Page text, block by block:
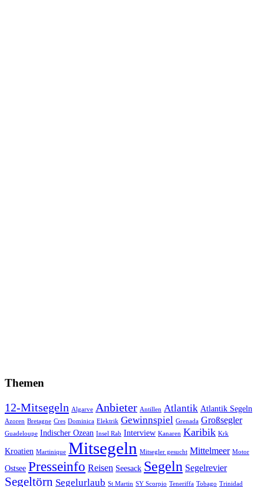
Themen
12-Mitsegeln Algarve Anbieter Antillen Atlantik Atlantik Segeln
Azoren Bretagne Cres Dominica Elektrik Gewinnspiel Grenada Großsegler
Guadeloupe Indischer Ozean Insel Rab Interview Kanaren Karibik Krk
Kroatien Martinique Mitsegeln Mitsegler gesucht Mittelmeer Motor
Ostsee Presseinfo Reisen Seesack Segeln Segelrevier
Segeltörn Segelurlaub St Martin SY Scorpio Teneriffa Tobago Trinidad